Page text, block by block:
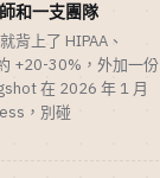
和一支團隊
背上了 HIPAA、
+20-30%，外加一份
在 2026 年 1 月
，別碰